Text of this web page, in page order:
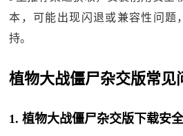
本，可能出现闪退或兼容性问题
持。
植物大战僵尸杂交版常见
1. 植物大战僵尸杂交版下载安全